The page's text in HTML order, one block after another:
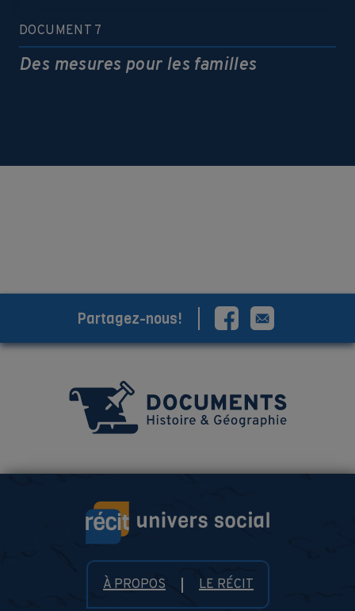
DOCUMENT 7
Des mesures pour les familles
À PROPOS LE RÉCIT
Partagez-nous!